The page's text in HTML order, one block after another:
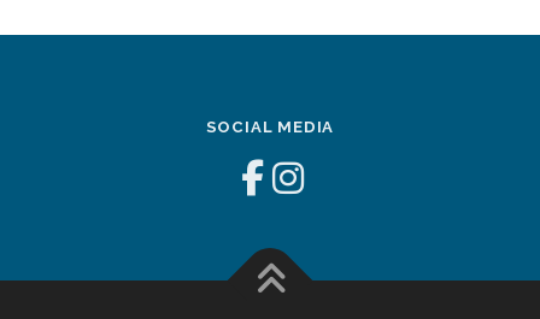
SOCIAL MEDIA